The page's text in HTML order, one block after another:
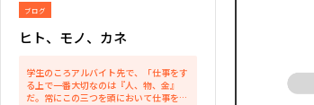
ブログ
ヒト、モノ、カネ
学生のころアルバイト先で、「仕事をす
る上で一番大切なのは『人、物、金』
だ。常にこの三つを頭において仕事をす